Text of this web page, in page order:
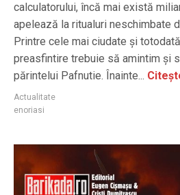
calculatorului, încă mai există
apelează la ritualuri neschimbate
Printre cele mai ciudate și
preasfintire trebuie să amintim și
părintelui Pafnutie. Înainte...
Actualitate
enoriasi